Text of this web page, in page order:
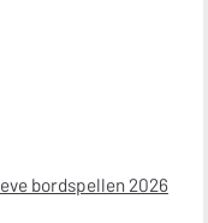
bordspellen 2026